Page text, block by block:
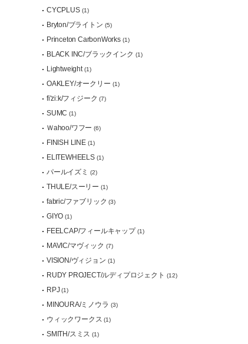
CYCPLUS(1)
Bryton/ブライトン (5)
Princeton CarbonWorks(1)
BLACK INC/ブラックインク (1)
Lightweight(1)
OAKLEY/オークリー (1)
fi'zi:k/フィジーク (7)
SUMC (1)
Ｗahoo/ワフー (6)
FINISH LINE (1)
ELITEWHEELS(1)
パールイズミ (2)
THULE/スーリー (1)
fabric/ファブリック (3)
GIYO (1)
FEELCAP/フィールキャップ(1)
MAVIC/マヴィック (7)
VISION/ヴィジョン (1)
RUDY PROJECT/ルディプロジェクト (12)
RPJ (1)
MINOURA/ミノウラ (3)
ウィックワークス (1)
SMITH/スミス (1)